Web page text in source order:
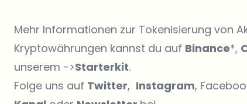
Mehr Informationen zur Tokenisierung von
Kryptowährungen kannst du auf Binance*,
unserem ->Starterkit.
Folge uns auf Twitter, Instagram,